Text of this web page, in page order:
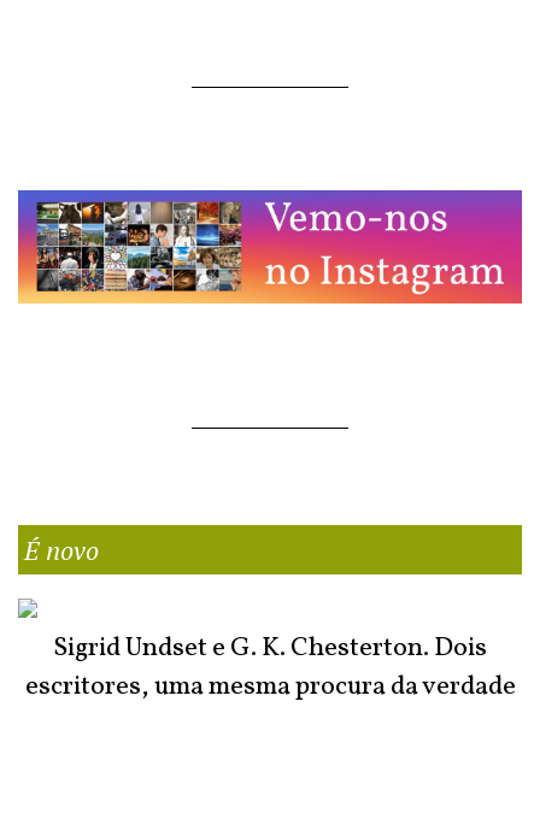
É novo
Sigrid Undset e G. K. Chesterton. Dois
escritores, uma mesma procura da verdade